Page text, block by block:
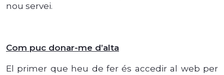
nou servei.
Com puc donar-me d’alta
El primer que heu de fer és accedir al web per